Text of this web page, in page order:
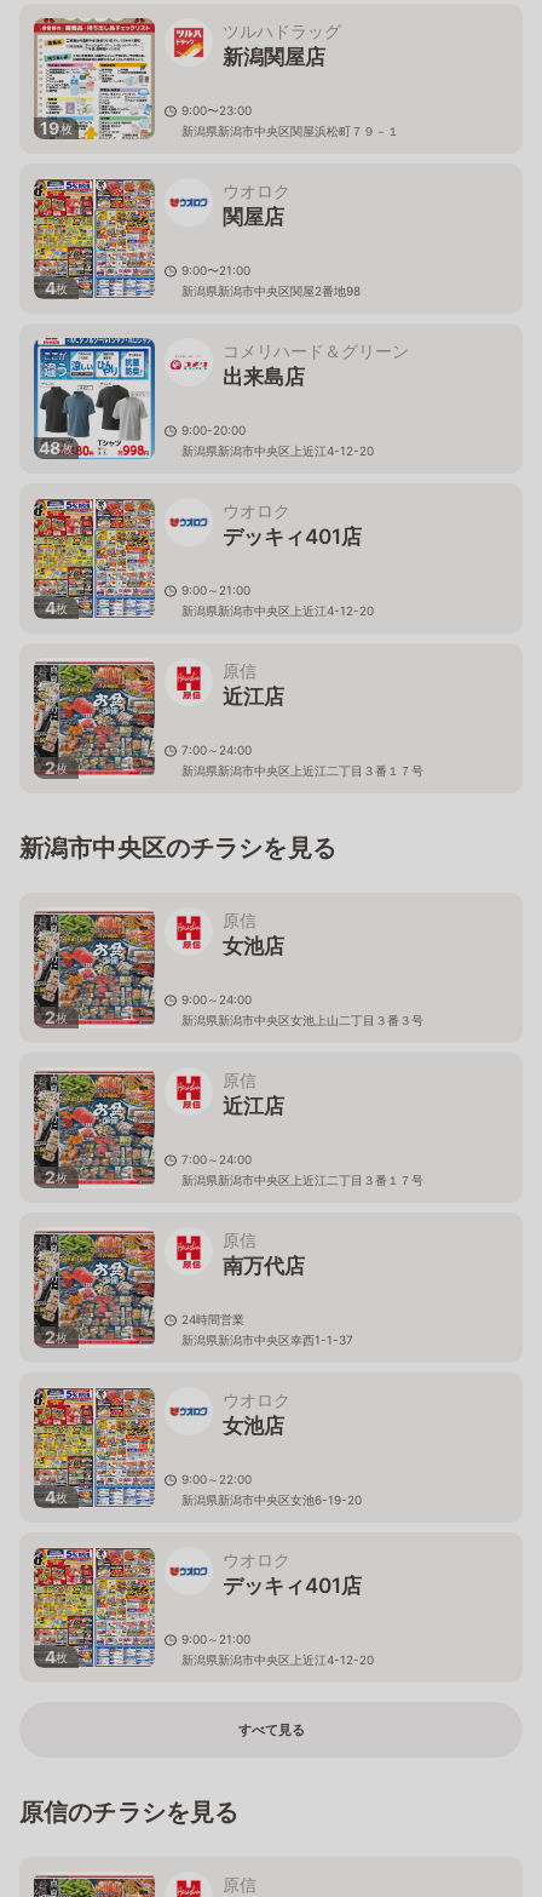
19枚
ツルハドラッグ
新潟関屋店
9:00〜23:00
新潟県新潟市中央区関屋浜松町７９－１
4枚
ウオロク
関屋店
9:00〜21:00
新潟県新潟市中央区関屋2番地98
48枚
コメリハード＆グリーン
出来島店
9:00-20:00
新潟県新潟市中央区上近江4-12-20
4枚
ウオロク
デッキィ401店
9:00～21:00
新潟県新潟市中央区上近江4-12-20
2枚
原信
近江店
7:00～24:00
新潟県新潟市中央区上近江二丁目３番１７号
新潟市中央区のチラシを見る
2枚
原信
女池店
9:00～24:00
新潟県新潟市中央区女池上山二丁目３番３号
2枚
原信
近江店
7:00～24:00
新潟県新潟市中央区上近江二丁目３番１７号
2枚
原信
南万代店
24時間営業
新潟県新潟市中央区幸西1-1-37
4枚
ウオロク
女池店
9:00～22:00
新潟県新潟市中央区女池6-19-20
4枚
ウオロク
デッキィ401店
9:00～21:00
新潟県新潟市中央区上近江4-12-20
すべて見る
原信のチラシを見る
原信